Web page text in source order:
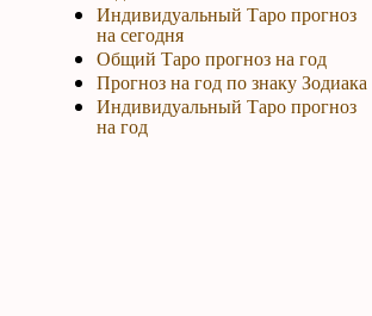
Индивидуальный Таро прогноз
на сегодня
Общий Таро прогноз на год
Прогноз на год по знаку Зодиака
Индивидуальный Таро прогноз
на год